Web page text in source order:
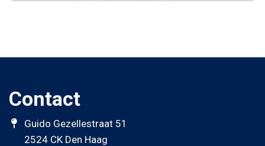
Contact
Guido Gezellestraat 51
2524 CK Den Haag